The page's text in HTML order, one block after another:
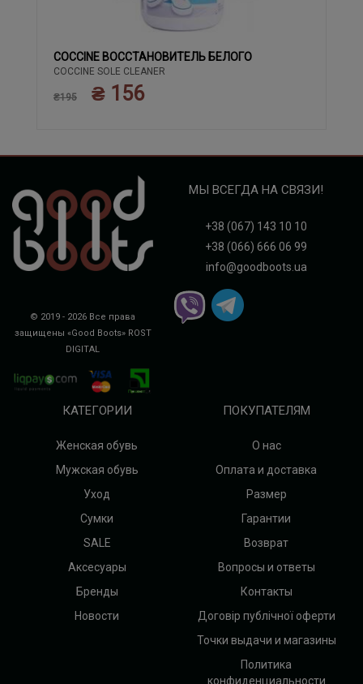
COCCINE ВОССТАНОВИТЕЛЬ БЕЛОГО
COCCINE SOLE CLEANER
₴195 ₴ 156
© 2019 - 2026 Все права
защищены «Good Boots» ROST
DIGITAL
МЫ ВСЕГДА НА СВЯЗИ!
+38 (067) 143 10 10
+38 (066) 666 06 99
info@goodboots.ua
КАТЕГОРИИ
Женская обувь
Мужская обувь
Уход
Сумки
SALE
Аксесуары
Бренды
Новости
ПОКУПАТЕЛЯМ
О нас
Оплата и доставка
Размер
Гарантии
Возврат
Вопросы и ответы
Контакты
Договір публічної оферти
Точки выдачи и магазины
Политика
конфиденциальности